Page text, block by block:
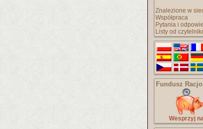
Znalezione w
Współpraca
Pytania i
Listy od
Fundusz
Wesprzyj